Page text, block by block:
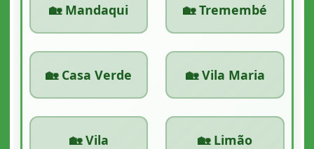
🏡 Mandaqui 🏡 Tremembé
🏡 Casa Verde 🏡 Vila Maria
🏡 Vila
🏡 Limão